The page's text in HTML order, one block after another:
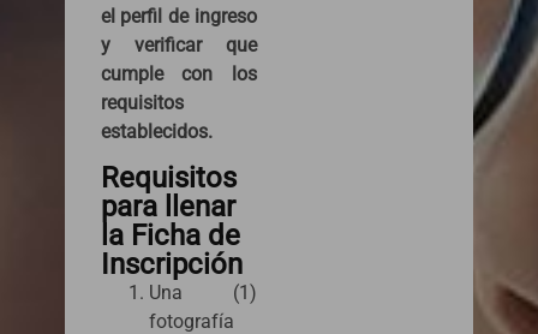
el perfil de ingreso
y verificar que
cumple con los
requisitos
establecidos.
Requisitos
para llenar
la Ficha de
Inscripción
Una (1)
fotografía